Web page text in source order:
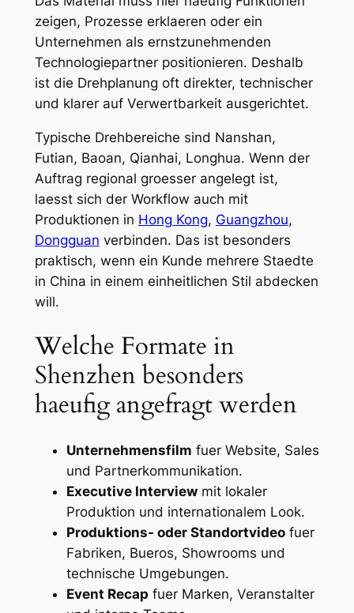
zeigen, Prozesse erklaeren oder ein
Unternehmen als ernstzunehmenden
Technologiepartner positionieren. Deshalb
ist die Drehplanung oft direkter, technischer
und klarer auf Verwertbarkeit ausgerichtet.
Typische Drehbereiche sind Nanshan,
Futian, Baoan, Qianhai, Longhua. Wenn der
Auftrag regional groesser angelegt ist,
laesst sich der Workflow auch mit
Produktionen in Hong Kong, Guangzhou,
Dongguan verbinden. Das ist besonders
praktisch, wenn ein Kunde mehrere Staedte
in China in einem einheitlichen Stil abdecken
will.
Welche Formate in
Shenzhen besonders
haeufig angefragt werden
Unternehmensfilm fuer Website, Sales
und Partnerkommunikation.
Executive Interviewmit lokaler
Produktion und internationalem Look.
Produktions- oder Standortvideofuer
Fabriken, Bueros, Showrooms und
technische Umgebungen.
Event Recap fuer Marken, Veranstalter